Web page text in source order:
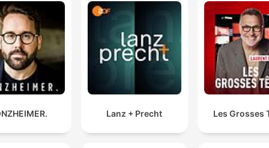
Lanz + Precht Les Grosses